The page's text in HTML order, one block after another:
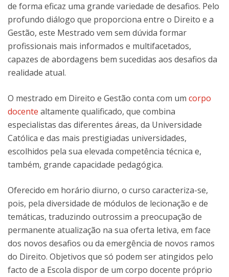
de forma eficaz uma grande variedade de desafios. Pelo
profundo diálogo que proporciona entre o Direito e a
Gestão, este Mestrado vem sem dúvida formar
profissionais mais informados e multifacetados,
capazes de abordagens bem sucedidas aos desafios da
realidade atual.
O mestrado em Direito e Gestão conta com um corpo
docente altamente qualificado, que combina
especialistas das diferentes áreas, da Universidade
Católica e das mais prestigiadas universidades,
escolhidos pela sua elevada competência técnica e,
também, grande capacidade pedagógica.
Oferecido em horário diurno, o curso caracteriza-se,
pois, pela diversidade de módulos de lecionação e de
temáticas, traduzindo outrossim a preocupação de
permanente atualização na sua oferta letiva, em face
dos novos desafios ou da emergência de novos ramos
do Direito. Objetivos que só podem ser atingidos pelo
facto de a Escola dispor de um corpo docente próprio